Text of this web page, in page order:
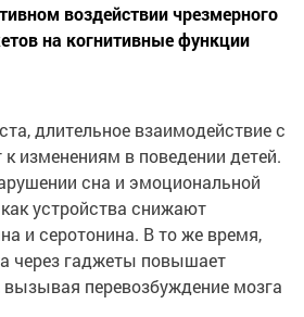
воздействии чрезмерного
на когнитивные функции
длительное взаимодействие с
изменениям в поведении детей.
сна и эмоциональной
устройства снижают
и серотонина. В то же время,
через гаджеты повышает
вызывая перевозбуждение мозга